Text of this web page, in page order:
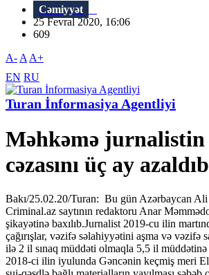
Cəmiyyət
25 Fevral 2020, 16:06
609
A- A A+
EN RU
Turan İnformasiya Agentliyi
Məhkəmə
cəzasını üç ay azaldıb
Bakı/25.02.20/Turan: Bu gün Azərbaycan
Criminal.az saytının redaktoru Anar
şikayətinə baxılıb.Jurnalist 2019-cu ilin
çağırışlar, vəzifə səlahiyyətini aşma və vəzifə
ilə 2 il sınaq müddəti olmaqla 5,5 il
2018-ci ilin iyulunda Gəncənin keçmiş meri